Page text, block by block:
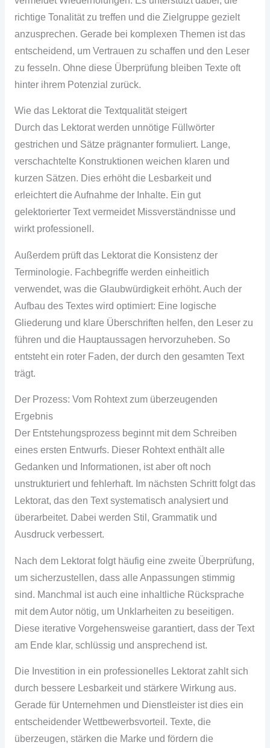
richtige Tonalität zu treffen und die Zielgruppe gezielt
anzusprechen. Gerade bei komplexen Themen ist das
entscheidend, um Vertrauen zu schaffen und den Leser
zu fesseln. Ohne diese Überprüfung bleiben Texte oft
hinter ihrem Potenzial zurück.
Wie das Lektorat die Textqualität steigert
Durch das Lektorat werden unnötige Füllwörter
gestrichen und Sätze prägnanter formuliert. Lange,
verschachtelte Konstruktionen weichen klaren und
kurzen Sätzen. Dies erhöht die Lesbarkeit und
erleichtert die Aufnahme der Inhalte. Ein gut
gelektorierter Text vermeidet Missverständnisse und
wirkt professionell.
Außerdem prüft das Lektorat die Konsistenz der
Terminologie. Fachbegriffe werden einheitlich
verwendet, was die Glaubwürdigkeit erhöht. Auch der
Aufbau des Textes wird optimiert: Eine logische
Gliederung und klare Überschriften helfen, den Leser zu
führen und die Hauptaussagen hervorzuheben. So
entsteht ein roter Faden, der durch den gesamten Text
trägt.
Der Prozess: Vom Rohtext zum überzeugenden
Ergebnis
Der Entstehungsprozess beginnt mit dem Schreiben
eines ersten Entwurfs. Dieser Rohtext enthält alle
Gedanken und Informationen, ist aber oft noch
unstrukturiert und fehlerhaft. Im nächsten Schritt folgt das
Lektorat, das den Text systematisch analysiert und
überarbeitet. Dabei werden Stil, Grammatik und
Ausdruck verbessert.
Nach dem Lektorat folgt häufig eine zweite Überprüfung,
um sicherzustellen, dass alle Anpassungen stimmig
sind. Manchmal ist auch eine inhaltliche Rücksprache
mit dem Autor nötig, um Unklarheiten zu beseitigen.
Diese iterative Vorgehensweise garantiert, dass der Text
am Ende klar, schlüssig und ansprechend ist.
Die Investition in ein professionelles Lektorat zahlt sich
durch bessere Lesbarkeit und stärkere Wirkung aus.
Gerade für Unternehmen und Dienstleister ist dies ein
entscheidender Wettbewerbsvorteil. Texte, die
überzeugen, stärken die Marke und fördern die